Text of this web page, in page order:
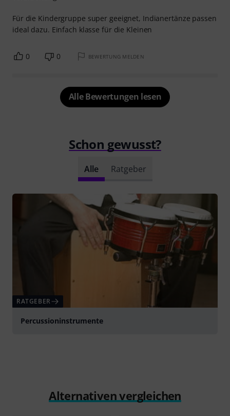
Für die Kindergruppe super geeignet, Indianertänze passen
ideal dazu. Einfach klasse für die Kleinen
0 0 BEWERTUNG MELDEN
Alle Bewertungen lesen
Schon gewusst?
Alle Ratgeber
RATGEBER
Percussioninstrumente
Alternativen vergleichen